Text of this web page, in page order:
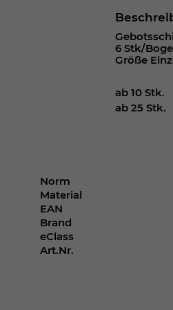
6 Stk/
Größe
ab 10 Stk.
ab 25 Stk.
Norm
Material
EAN
Brand
eClass
Art.Nr.